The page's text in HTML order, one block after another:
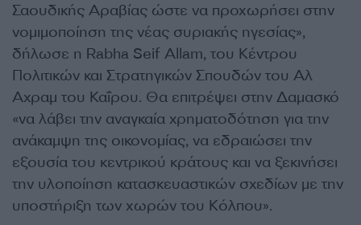
Σαουδικής Αραβίας ώστε να προχωρήσει στην
νομιμοποίηση της νέας συριακής ηγεσίας»,
δήλωσε η Rabha Seif Allam, του Κέντρου
Πολιτικών και Στρατηγικών Σπουδών του Αλ
Αχραμ του Καΐρου. Θα επιτρέψει στην Δαμασκό
«να λάβει την αναγκαία χρηματοδότηση για την
ανάκαμψη της οικονομίας, να εδραιώσει την
εξουσία του κεντρικού κράτους και να ξεκινήσει
την υλοποίηση κατασκευαστικών σχεδίων με την
υποστήριξη των χωρών του Κόλπου».